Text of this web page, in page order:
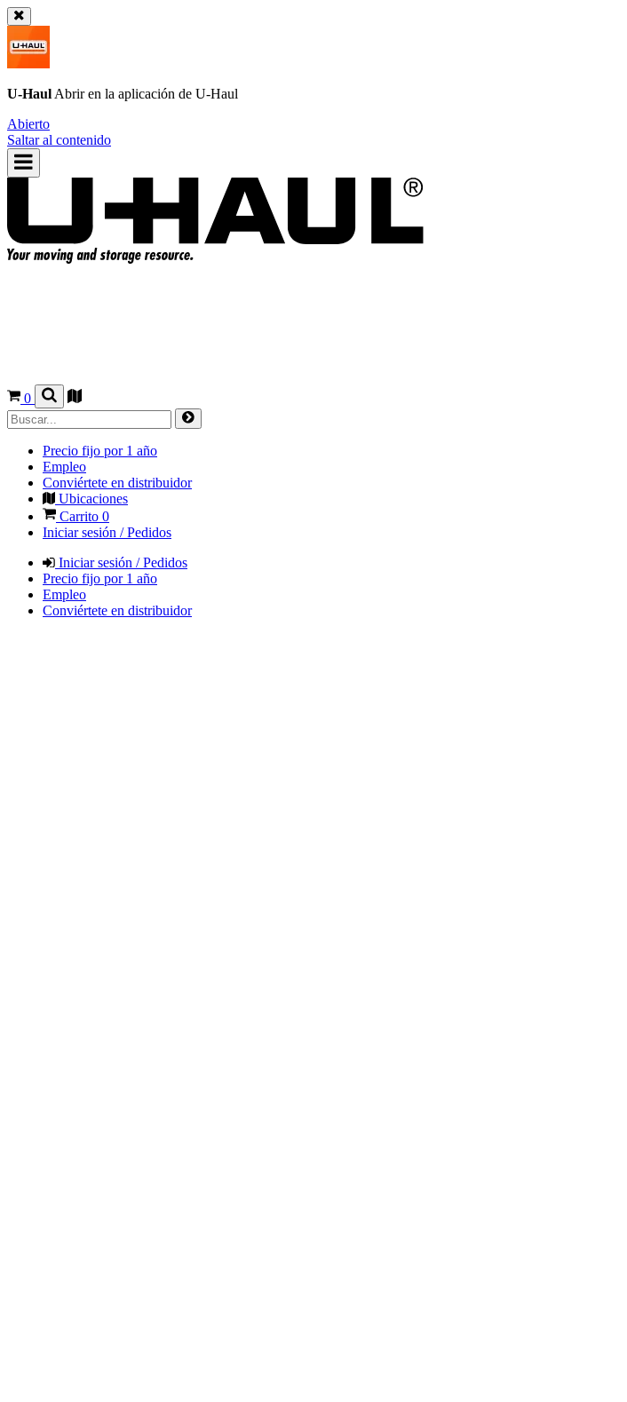
U-Haul Abrir en la aplicación de U-Haul
Abierto
Saltar al contenido
0
Precio fijo por 1 año
Empleo
Conviértete en distribuidor
Ubicaciones
Carrito 0
Iniciar sesión / Pedidos
Iniciar sesión / Pedidos
Precio fijo por 1 año
Empleo
Conviértete en distribuidor